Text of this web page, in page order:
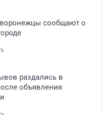
воронежцы сообщают о
раздались в
объявления